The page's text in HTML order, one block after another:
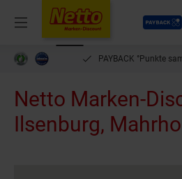
Menü
Payback
PAYBACK °Punkte
Netto Marken-
Ilsenburg,